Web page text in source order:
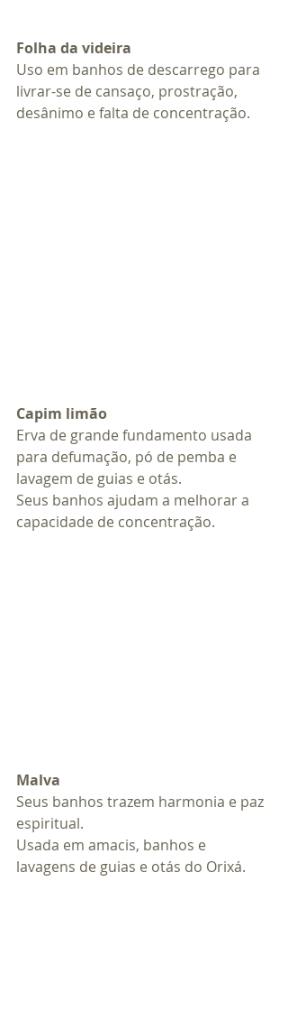
Folha da videira
Uso em banhos de descarrego para
livrar-se de cansaço, prostração,
desânimo e falta de concentração.
Capim limão
Erva de grande fundamento usada
para defumação, pó de pemba e
lavagem de guias e otás.
Seus banhos ajudam a melhorar a
capacidade de concentração.
Malva
Seus banhos trazem harmonia e paz
espiritual.
Usada em amacis, banhos e
lavagens de guias e otás do Orixá.